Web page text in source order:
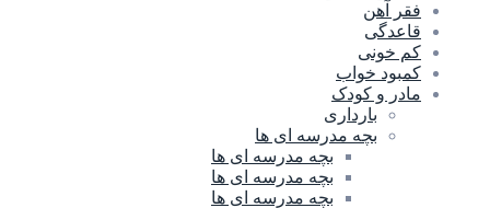
فقر آهن
قاعدگی
کم خونی
کمبود خواب
مادر و کودک
بارداری
بچه مدرسه ای ها
بچه مدرسه اى ها
بچه مدرسه ای ها
بچه مدرسه ای ها